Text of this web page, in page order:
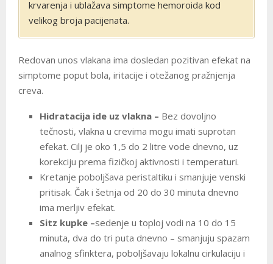
krvarenja i ublažava simptome hemoroida kod
velikog broja pacijenata.
Redovan unos vlakana ima dosledan pozitivan efekat na
simptome poput bola, iritacije i otežanog pražnjenja
creva.
Hidratacija ide uz vlakna – Bez dovoljno
tečnosti, vlakna u crevima mogu imati suprotan
efekat. Cilj je oko 1,5 do 2 litre vode dnevno, uz
korekciju prema fizičkoj aktivnosti i temperaturi.
Kretanje poboljšava peristaltiku i smanjuje venski
pritisak. Čak i šetnja od 20 do 30 minuta dnevno
ima merljiv efekat.
Sitz kupke –sedenje u toploj vodi na 10 do 15
minuta, dva do tri puta dnevno – smanjuju spazam
analnog sfinktera, poboljšavaju lokalnu cirkulaciju i